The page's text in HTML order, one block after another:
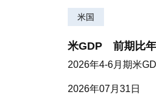
米国
米GDP 前期比
2026年4-6月期米
2026年07月31日